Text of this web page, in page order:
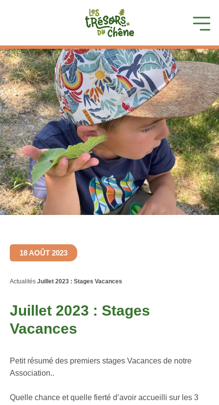
18 AOÛT 2023
Actualités Juillet 2023 : Stages Vacances
Juillet 2023 : Stages
Vacances
Petit résumé des premiers stages Vacances de notre
Association..
Quelle chance et quelle fierté d’avoir accueilli sur les 3